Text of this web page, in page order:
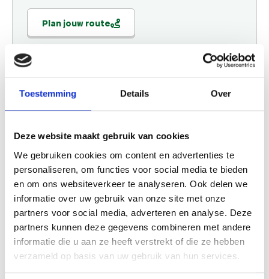
Toestemming Details Over
Deze website maakt gebruik van cookies
We gebruiken cookies om content en advertenties te
personaliseren, om functies voor social media te bieden
en om ons websiteverkeer te analyseren. Ook delen we
informatie over uw gebruik van onze site met onze
partners voor social media, adverteren en analyse. Deze
partners kunnen deze gegevens combineren met andere
informatie die u aan ze heeft verstrekt of die ze hebben
verzameld op basis van uw gebruik van hun services.
Plan jouw route
Woensdag10:00 - 23:30
Vrijdag10:00 - 23:30
Zaterdag10:00 - 23:30
Zondag10:00 - 23:30
Website
Bezoek website